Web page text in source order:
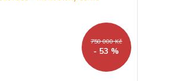
750 000 Kč
- 53 %